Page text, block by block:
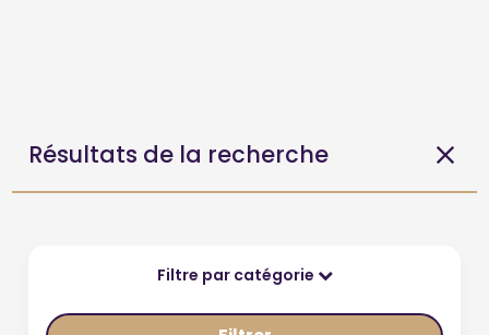
Résultats de la recherche
Filtre par catégorie